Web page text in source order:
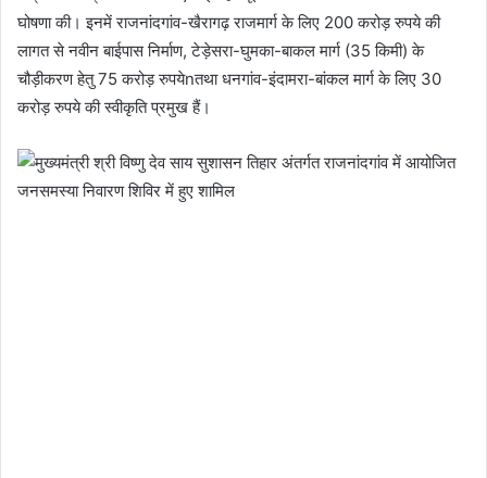
घोषणा की। इनमें राजनांदगांव-खैरागढ़ राजमार्ग के लिए 200 करोड़ रुपये की
लागत से नवीन बाईपास निर्माण, टेड़ेसरा-घुमका-बाकल मार्ग (35 किमी) के
चौड़ीकरण हेतु 75 करोड़ रुपयेnतथा धनगांव-इंदामरा-बांकल मार्ग के लिए 30
करोड़ रुपये की स्वीकृति प्रमुख हैं।